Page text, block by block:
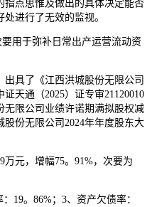
指点思惟及做出的具体决定能否
进行了无效的监视。
用于弥补日常出产运营流动资
具了《江西洪城股份无限公司
天通（2025）证专审21120010
无限公司业绩许诺期满拟股权减
份无限公司2024年年度股东大
元，增幅75。91%，次要为
。86%；3、资产欠债率：